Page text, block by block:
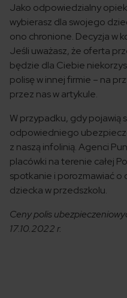
Jako odpowiedzialny
wybierasz dla swojego
ono chronione. Decyzja w
Jeśli uważasz, że oferta
będzie dla Ciebie
polisę w innej firmie – na
przez nas w artykule.
W przypadku, gdy pojawią
odpowiedniego
z naszą infolinią. Agenci
placówki na terenie całej
spotkanie i porozmawiać
dziecka w przedszkolu.
Ceny polis
17.10.2022 r.